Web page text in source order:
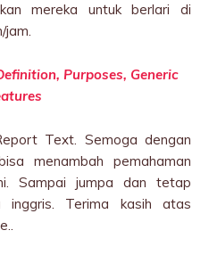
mereka untuk berlari di
jam.
Purposes, Generic
Text. Semoga dengan
menambah pemahaman
Sampai jumpa dan tetap
inggris. Terima kasih atas